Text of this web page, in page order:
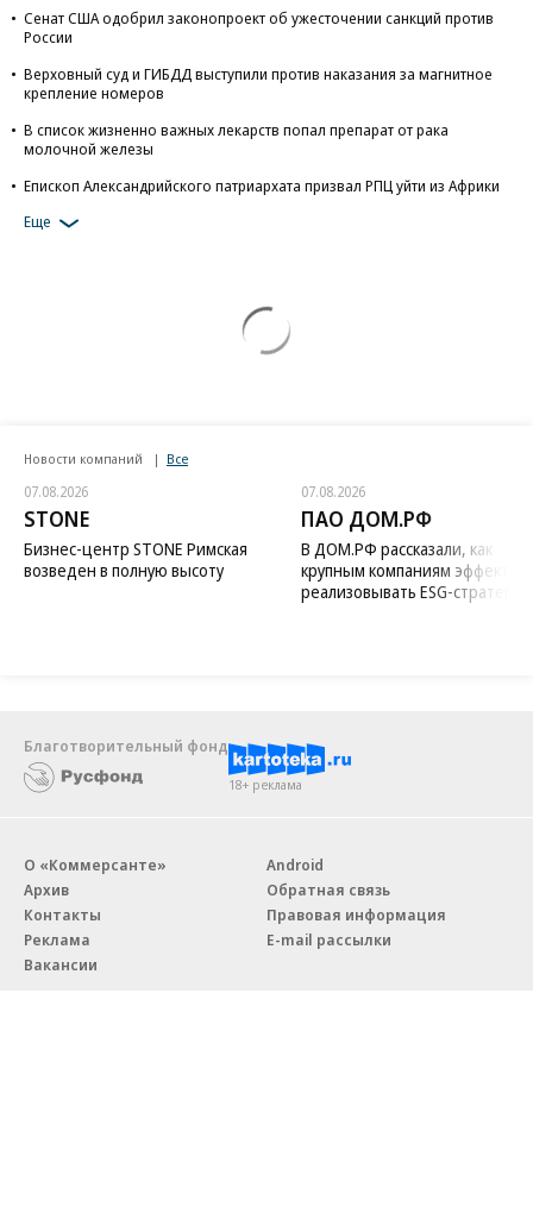
Сенат США одобрил законопроект об ужесточении санкций против
России
Верховный суд и ГИБДД выступили против наказания за магнитное
крепление номеров
В список жизненно важных лекарств попал препарат от рака
молочной железы
Епископ Александрийского патриархата призвал РПЦ уйти из Африки
Еще
Новости компаний Все
07.08.2026
STONE
Бизнес-центр STONE Римская
возведен в полную высоту
07.08.2026
ПАО ДОМ.РФ
В ДОМ.РФ рассказали, как
крупным компаниям
реализовывать ESG-стратегию
Благотворительный фонд
18+ реклама
О «Коммерсанте»
Архив
Контакты
Реклама
Вакансии
Android
Обратная связь
Правовая информация
E-mail рассылки